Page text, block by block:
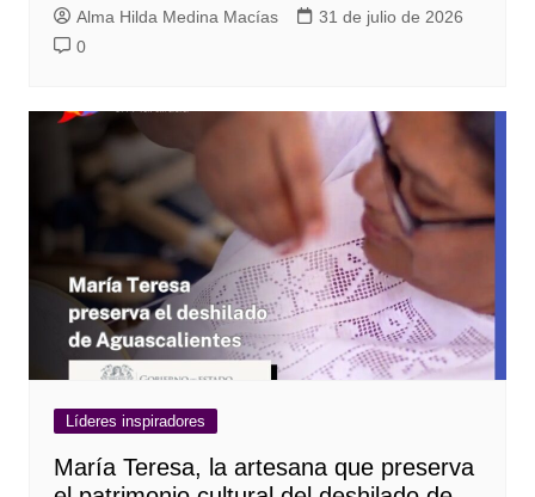
Alma Hilda Medina Macías
31 de julio de 2026
0
Líderes inspiradores
María Teresa, la artesana que preserva